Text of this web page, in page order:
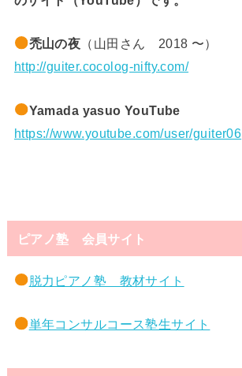
禿山の夜 （山田さん 2018 〜）
http://guiter.cocolog-nifty.com/
Yamada yasuo YouTube
https://www.youtube.com/user/guiter06
ピアノ塾 会員サイト
脱力ピアノ塾 教材サイト
単年コンサルコース塾生サイト